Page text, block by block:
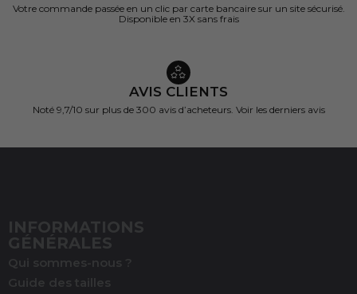
(8 avis)
Votre commande passée en un clic par carte bancaire sur un site sécurisé.
Disponible en 3X sans frais
AVIS CLIENTS
Noté 9,7/10 sur plus de 300 avis d’acheteurs. Voir les derniers avis
INFORMATIONS
GÉNÉRALES
Qui sommes-nous ?
Guide des tailles